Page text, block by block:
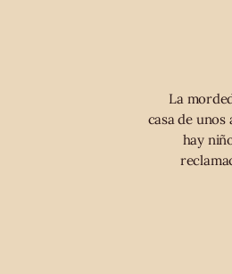
La
casa de
hay